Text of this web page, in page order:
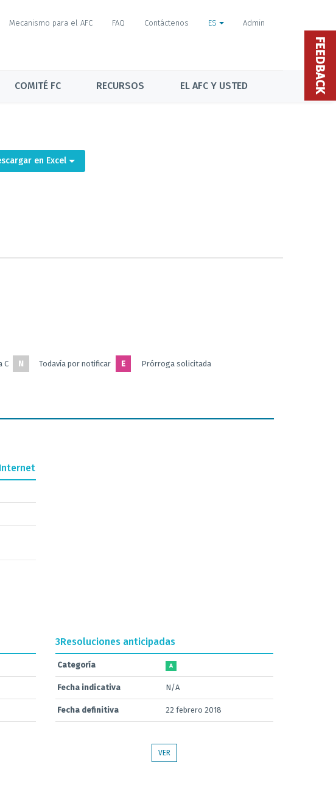
Mecanismo para el AFC FAQ Contáctenos ES Admin
COMITÉ FC RECURSOS EL AFC Y USTED
en Excel
C N Todavía por notificar E
Prórroga solicitada
3Resoluciones anticipadas
Categoría A
Fecha indicativa N/A
Fecha definitiva 22 febrero 2018
VER
FEEDBACK